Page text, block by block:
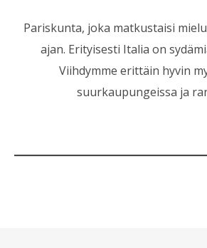
Pariskunta, joka matkustaisi
ajan. Erityisesti Italia on
Viihdymme erittäin hyvin
suurkaupungeissa ja